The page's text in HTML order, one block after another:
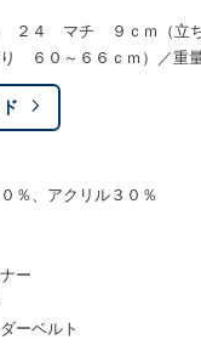
４ マチ ９ｃｍ（立ち
り ６０～６６ｃｍ）／重
％、アクリル３０％
ー
ーベルト